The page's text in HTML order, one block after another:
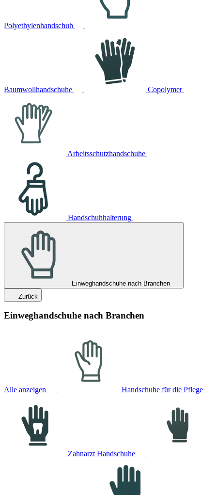
Polyethylenhandschuh
Baumwollhandschuhe Copolymer
Arbeitsschutzhandschuhe
Handschuhhalterung
Einweghandschuhe nach Branchen
Zurück
Einweghandschuhe nach Branchen
Alle anzeigen Handschuhe für die Pflege
Zahnarzt Handschuhe